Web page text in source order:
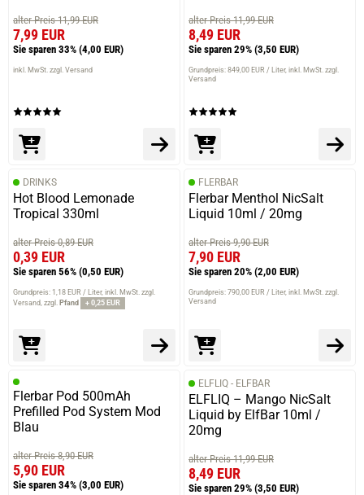
alter Preis 11,99 EUR
7,99 EUR
Sie sparen 33% (4,00 EUR)
inkl. MwSt. zzgl. Versand
alter Preis 11,99 EUR
8,49 EUR
Sie sparen 29% (3,50 EUR)
Grundpreis: 849,00 EUR / Liter inkl. MwSt. zzgl.
Versand
DRINKS
Hot Blood Lemonade
Tropical 330ml
alter Preis 0,89 EUR
0,39 EUR
Sie sparen 56% (0,50 EUR)
Grundpreis: 1,18 EUR / Liter inkl. MwSt. zzgl.
Versand zzgl. Pfand + 0,25 EUR
FLERBAR
Flerbar Menthol NicSalt
Liquid 10ml / 20mg
alter Preis 9,90 EUR
7,90 EUR
Sie sparen 20% (2,00 EUR)
Grundpreis: 790,00 EUR / Liter inkl. MwSt. zzgl.
Versand
Flerbar Pod 500mAh
Prefilled Pod System Mod
Blau
alter Preis 8,90 EUR
5,90 EUR
Sie sparen 34% (3,00 EUR)
ELFLIQ - ELFBAR
ELFLIQ – Mango NicSalt
Liquid by ElfBar 10ml /
20mg
alter Preis 11,99 EUR
8,49 EUR
Sie sparen 29% (3,50 EUR)